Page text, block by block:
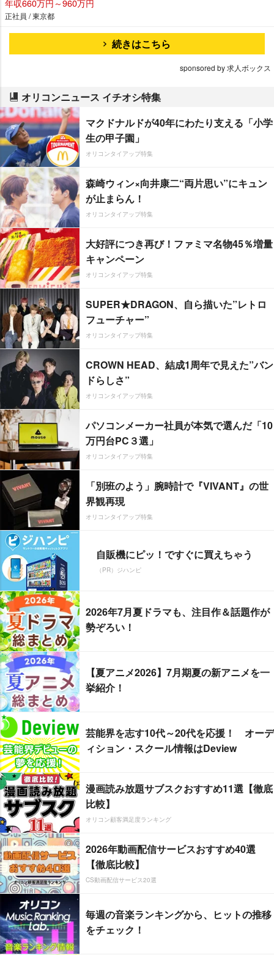
年収660万円～960万円
正社員 / 東京都
続きはこちら
sponsored by 求人ボックス
オリコンニュース イチオシ特集
マクドナルドが40年にわたり支える「小学
生の甲子園」
オリコンタイアップ特集
森崎ウィン×向井康二“両片思い”にキュン
が止まらん！
オリコンタイアップ特集
大好評につき再び！ファミマ名物45％増量
キャンペーン
オリコンタイアップ特集
SUPER★DRAGON、自ら描いた”レトロ
フューチャー”
オリコンタイアップ特集
CROWN HEAD、結成1周年で見えた”バン
ドらしさ”
オリコンタイアップ特集
パソコンメーカー社員が本気で選んだ「10
万円台PC３選」
オリコンタイアップ特集
「別班のよう」腕時計で『VIVANT』の世
界観再現
オリコンタイアップ特集
自販機にピッ！ですぐに買えちゃう
（PR）ジハンピ
2026年7月夏ドラマも、注目作＆話題作が
勢ぞろい！
【夏アニメ2026】7月期夏の新アニメを一
挙紹介！
芸能界を志す10代～20代を応援！ オーデ
ィション・スクール情報はDeview
漫画読み放題サブスクおすすめ11選【徹底
比較】
オリコン顧客満足度ランキング
2026年動画配信サービスおすすめ40選
【徹底比較】
CS動画配信サービス20選
毎週の音楽ランキングから、ヒットの推移
をチェック！